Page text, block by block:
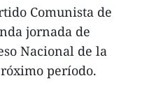
Comunista de
jornada de
Nacional de la
período.